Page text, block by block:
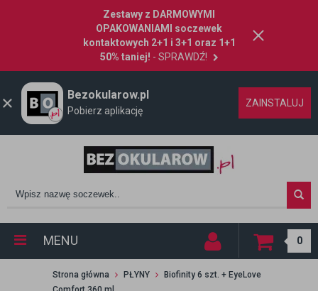
Zestawy z DARMOWYMI
OPAKOWANIAMI soczewek
kontaktowych 2+1 i 3+1 oraz 1+1
50% taniej! - SPRAWDŹ!
Bezokularow.pl
Pobierz aplikację
ZAINSTALUJ
MENU 0
Strona główna PŁYNY
Biofinity 6 szt. + EyeLove